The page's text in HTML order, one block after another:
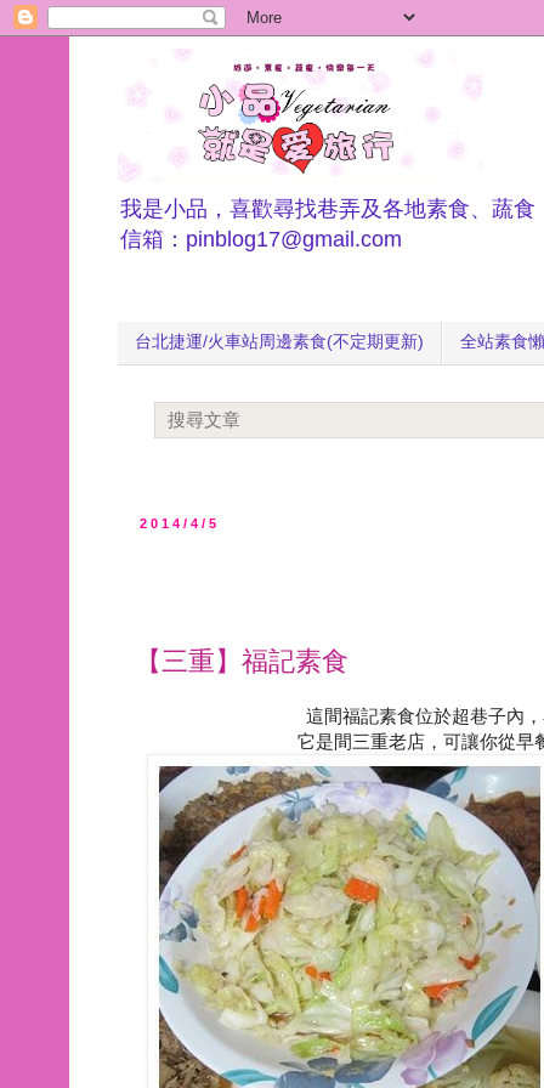
我是小品，喜歡尋找巷弄及各地素食、蔬
信箱：pinblog17@gmail.com
台北捷運/火車站周邊素食(不定期更新) 全站素食
2014/4/5
【三重】福記素食
這間福記素食位於超巷子內
它是間三重老店，可讓你從早